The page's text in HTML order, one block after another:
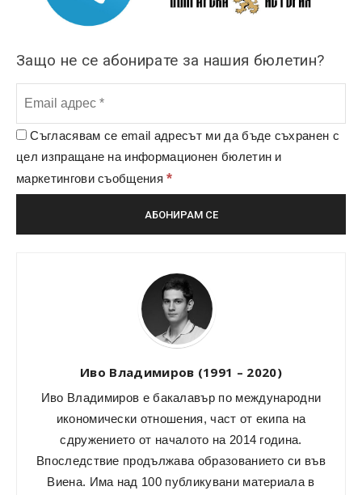
Защо не се абонирате за нашия бюлетин?
Съгласявам се email адресът ми да бъде съхранен с
цел изпращане на информационен бюлетин и
маркетингови съобщения*
Иво Владимиров (1991 – 2020)
Иво Владимиров е бакалавър по международни
икономически отношения, част от екипа на
сдружението от началото на 2014 година.
Впоследствие продължава образованието си във
Виена. Има над 100 публикувани материала в